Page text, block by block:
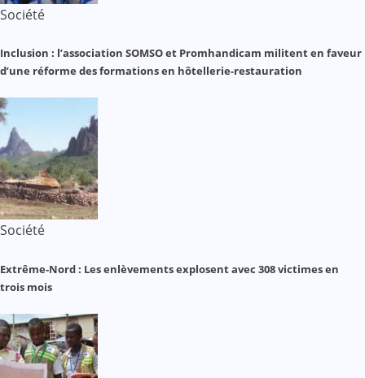
Société
Inclusion : l’association SOMSO et Promhandicam militent en faveur
d’une réforme des formations en hôtellerie-restauration
Société
Extrême-Nord : Les enlèvements explosent avec 308 victimes en
trois mois